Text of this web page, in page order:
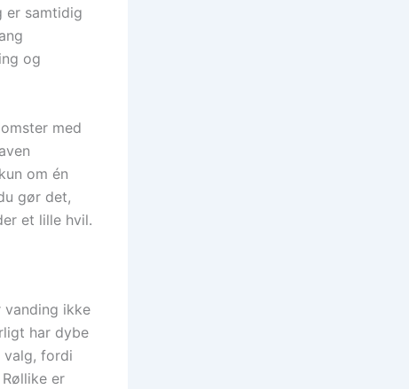
er samtidig
og
med
om én
gør det,
et lille hvil.
ikke
har dybe
valg, fordi
er